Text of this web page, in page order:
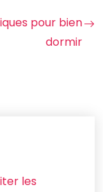
pour bien
dormir
les